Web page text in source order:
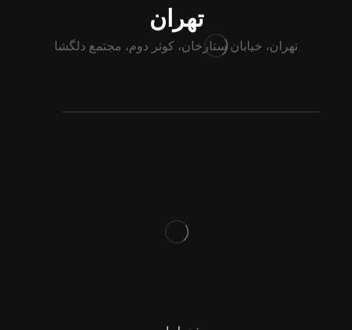
تهران
تهران، خیابان ستارخان، کوثر دوم، مجتمع دلگشا